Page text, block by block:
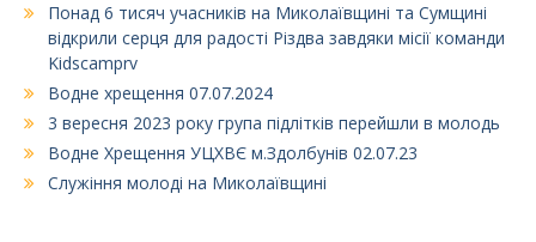
Понад 6 тисяч учасників на Миколаївщині та Сумщині
відкрили серця для радості Різдва завдяки місії команди
Kidscamprv
Водне хрещення 07.07.2024
3 вересня 2023 року група підлітків перейшли в молодь
Водне Хрещення УЦХВЄ м.Здолбунів 02.07.23
Служіння молоді на Миколаївщині